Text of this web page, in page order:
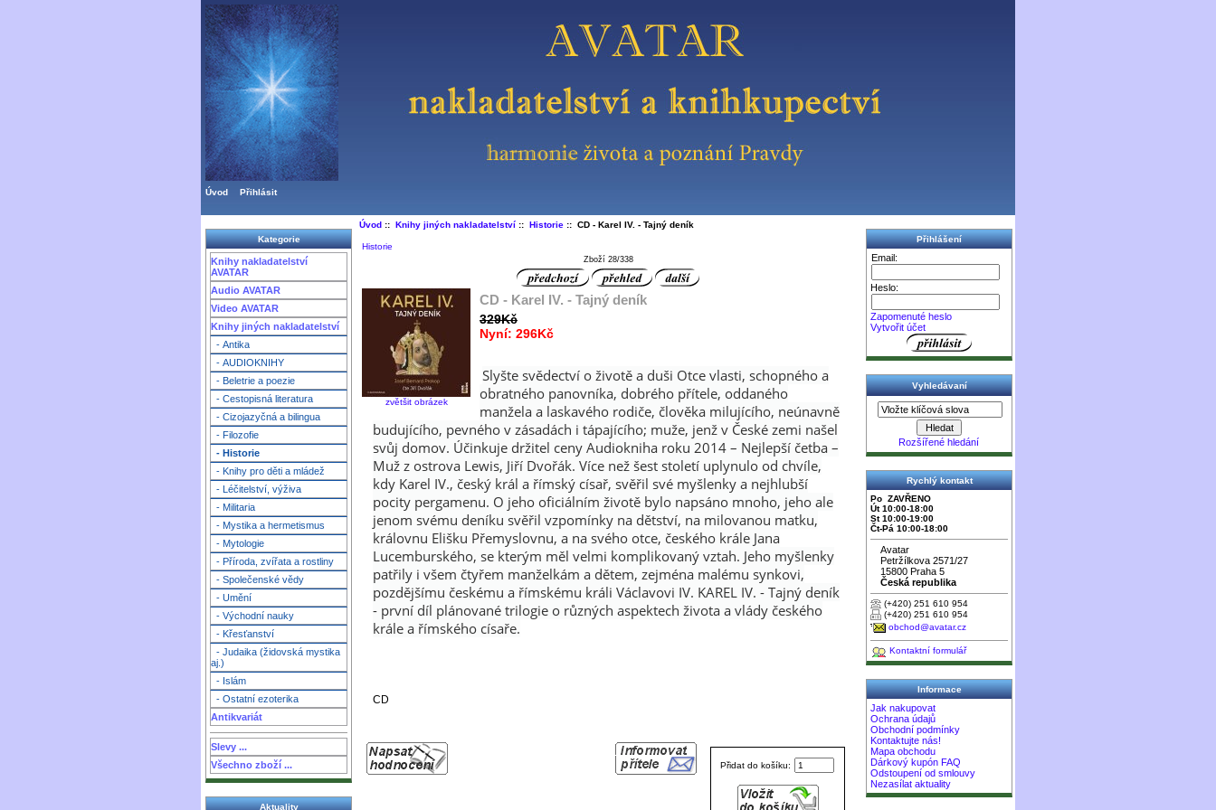
Úvod Přihlásit
Kategorie
Knihy nakladatelství
AVATAR
Audio AVATAR
Video AVATAR
Knihy jiných nakladatelství
- Antika
- AUDIOKNIHY
- Beletrie a poezie
- Cestopisná literatura
- Cizojazyčná a bilingua
- Filozofie
- Historie
- Knihy pro děti a mládež
- Léčitelství, výživa
- Militaria
- Mystika a hermetismus
- Mytologie
- Příroda, zvířata a rostliny
- Společenské vědy
- Umění
- Východní nauky
- Křesťanství
- Judaika (židovská mystika
aj.)
- Islám
- Ostatní ezoterika
Antikvariát
Slevy ...
Všechno zboží ...
Aktuality
Úvod:: Knihy jiných nakladatelství:: Historie:: CD - Karel IV. - Tajný deník
Historie
Zboží 28/338
zvětšit obrázek
CD - Karel IV. - Tajný deník
329Kč
Nyní: 296Kč
Slyšte svědectví o životě a duši Otce vlasti, schopného a
obratného panovníka, dobrého přítele, oddaného
manžela a laskavého rodiče, člověka milujícího, neúnavně
budujícího, pevného v zásadách i tápajícího; muže, jenž v České zemi našel
svůj domov. Účinkuje držitel ceny Audiokniha roku 2014 – Nejlepší četba –
Muž z ostrova Lewis, Jiří Dvořák. Více než šest století uplynulo od chvíle,
kdy Karel IV., český král a římský císař, svěřil své myšlenky a nejhlubší
pocity pergamenu. O jeho oficiálním životě bylo napsáno mnoho, jeho ale
jenom svému deníku svěřil vzpomínky na dětství, na milovanou matku,
královnu Elišku Přemyslovnu, a na svého otce, českého krále Jana
Lucemburského, se kterým měl velmi komplikovaný vztah. Jeho myšlenky
patřily i všem čtyřem manželkám a dětem, zejména malému synkovi,
pozdějšímu českému a římskému králi Václavovi IV. KAREL IV. - Tajný deník
- první díl plánované trilogie o různých aspektech života a vlády českého
krále a římského císaře.
CD
Přidat do košíku:
Přihlášení
Email:
Heslo:
Zapomenuté heslo
Vytvořit účet
Vyhledávaní
Rozšířené hledání
Rychlý kontakt
Po ZAVŘENO
Út 10:00-18:00
St 10:00-19:00
Čt-Pá 10:00-18:00
Avatar
Petržílkova 2571/27
15800 Praha 5
Česká republika
(+420) 251 610 954
(+420) 251 610 954
obchod@avatar.cz
Kontaktní formulář
Informace
Jak nakupovat
Ochrana údajů
Obchodní podmínky
Kontaktujte nás!
Mapa obchodu
Dárkový kupón FAQ
Odstoupení od smlouvy
Nezasílat aktuality